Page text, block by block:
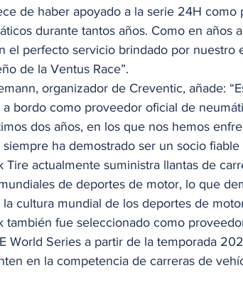
de haber apoyado a la serie 24H
durante tantos años. Como en años
el perfecto servicio brindado por nuestro
de la Ventus Race”.
organizador de Creventic, añade:
a bordo como proveedor oficial de
dos años, en los que nos hemos
ha demostrado ser un socio fiable
de deportes de motor, lo que
cultura mundial de los deportes de
World Series a partir de la temporada
en la competencia de carreras de